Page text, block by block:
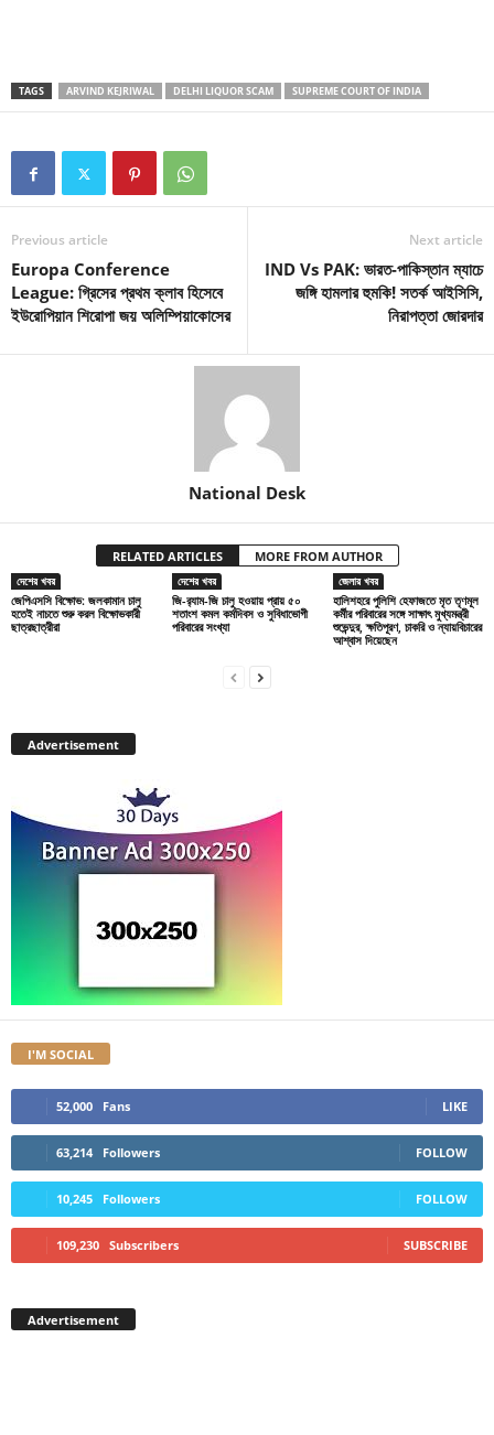
TAGS ARVIND KEJRIWAL DELHI LIQUOR SCAM SUPREME COURT OF INDIA
Previous article
Europa Conference
League: গ্রিসের প্রথম ক্লাব হিসেবে
ইউরোপিয়ান শিরোপা জয় অলিম্পিয়াকোসের
Next article
IND Vs PAK: ভারত-পাকিস্তান ম্যাচে
জঙ্গি হামলার হুমকি! সতর্ক আইসিসি,
নিরাপত্তা জোরদার
National Desk
RELATED ARTICLES MORE FROM AUTHOR
দেশের খবর
জেপিএসসি বিক্ষোভ: জলকামান চালু
হতেই নাচতে শুরু করল বিক্ষোভকারী
ছাত্রছাত্রীরা
দেশের খবর
জি-র‍্যাম-জি চালু হওয়ায় প্রায় ৫০
শতাংশ কমল কর্মদিবস ও সুবিধাভোগী
পরিবারের সংখ্যা
জেলার খবর
হালিশহরে পুলিশি হেফাজতে মৃত তৃণমূল
কর্মীর পরিবারের সঙ্গে সাক্ষাৎ মুখ্যমন্ত্রী
শুভেন্দুর, ক্ষতিপূরণ, চাকরি ও ন্যায়বিচারের
আশ্বাস দিয়েছেন
Advertisement
I'M SOCIAL
52,000 Fans LIKE
63,214 Followers FOLLOW
10,245 Followers FOLLOW
109,230 Subscribers SUBSCRIBE
Advertisement